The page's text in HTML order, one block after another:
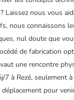
Laissez nous vous
nous connaissons
nul doute que
de fabrication
une rencontre
7 à Rezé, seulement
pour